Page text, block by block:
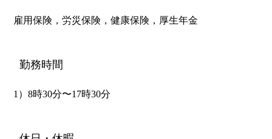
雇用保険，労災保険，健康保険，厚生年金
勤務時間
1）8時30分〜17時30分